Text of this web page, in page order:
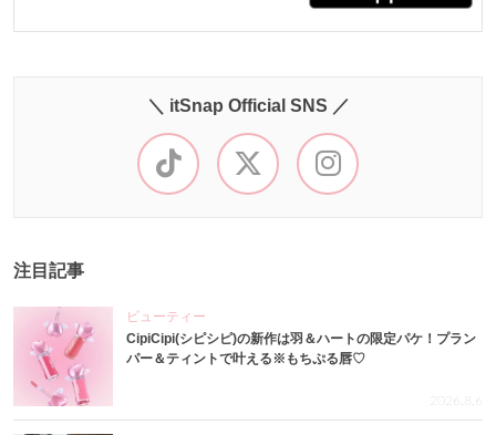
＼ itSnap Official SNS ／
注目記事
ビューティー
CipiCipi(シピシピ)の新作は羽＆ハートの限定パケ！プラン
パー＆ティントで叶える※もちぷる唇♡
2026.8.6